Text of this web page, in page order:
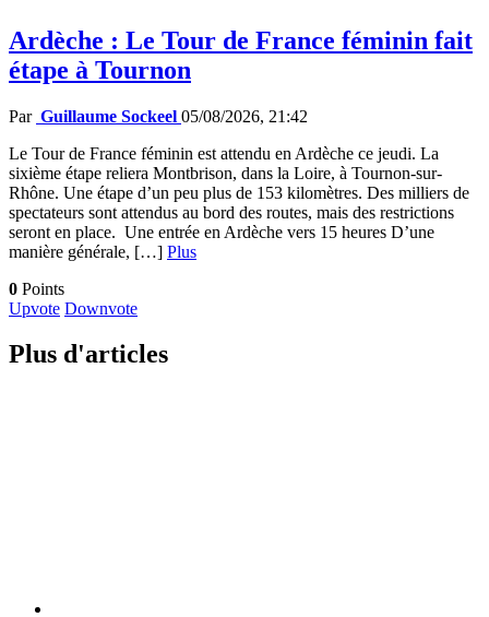
Ardèche : Le Tour de France féminin fait
étape à Tournon
Par Guillaume Sockeel 05/08/2026, 21:42
Le Tour de France féminin est attendu en Ardèche ce jeudi. La
sixième étape reliera Montbrison, dans la Loire, à Tournon-sur-
Rhône. Une étape d’un peu plus de 153 kilomètres. Des milliers de
spectateurs sont attendus au bord des routes, mais des restrictions
seront en place. Une entrée en Ardèche vers 15 heures D’une
manière générale, […] Plus
0 Points
Upvote Downvote
Plus d'articles